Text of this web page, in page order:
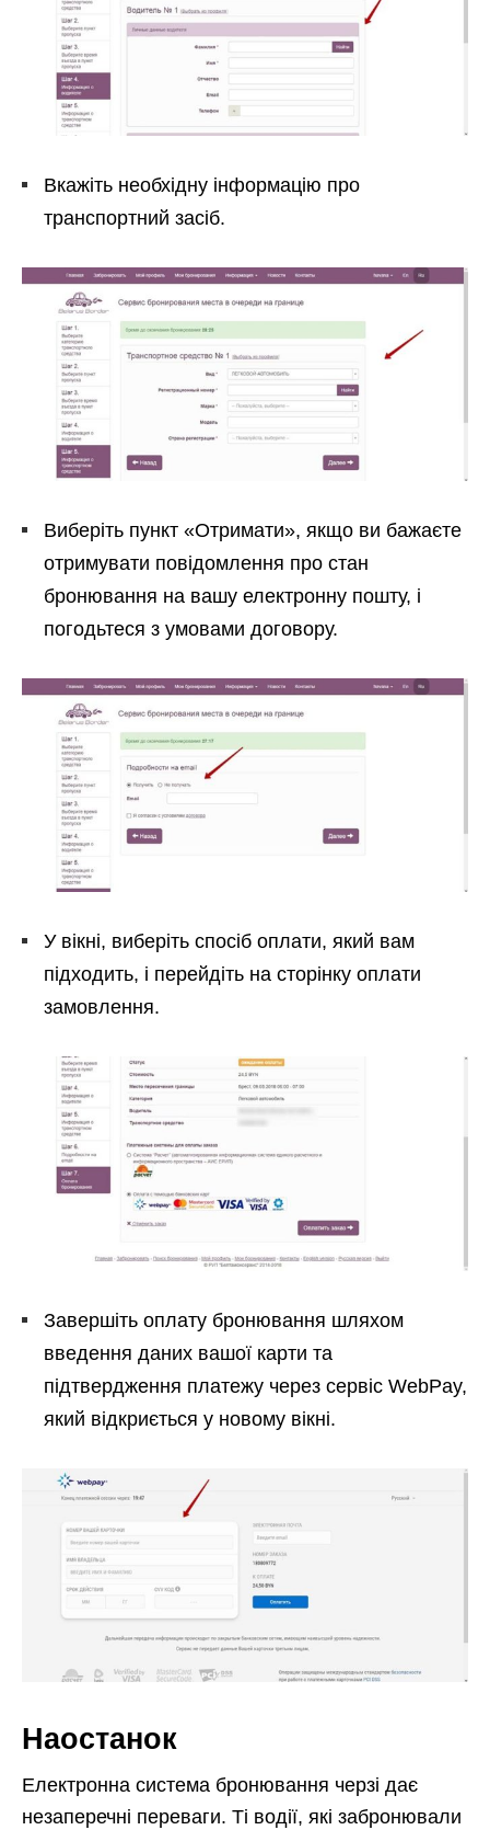
Вкажіть необхідну інформацію про
транспортний засіб.
Виберіть пункт «Отримати», якщо ви бажаєте
отримувати повідомлення про стан
бронювання на вашу електронну пошту, і
погодьтеся з умовами договору.
У вікні, виберіть спосіб оплати, який вам
підходить, і перейдіть на сторінку оплати
замовлення.
Завершіть оплату бронювання шляхом
введення даних вашої карти та
підтвердження платежу через сервіс WebPay,
який відкриється у новому вікні.
Наостанок
Електронна система бронювання черзі дає
незаперечні переваги. Ті водії, які забронювали